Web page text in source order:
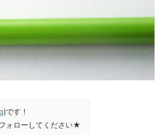
)です！
ォローしてください★